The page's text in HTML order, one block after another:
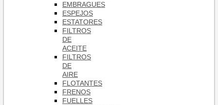
EMBRAGUES
ESPEJOS
ESTATORES
FILTROS
DE
ACEITE
FILTROS
DE
AIRE
FLOTANTES
FRENOS
FUELLES